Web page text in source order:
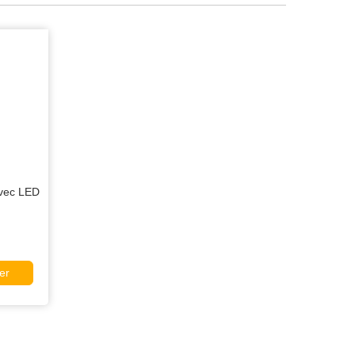
LED